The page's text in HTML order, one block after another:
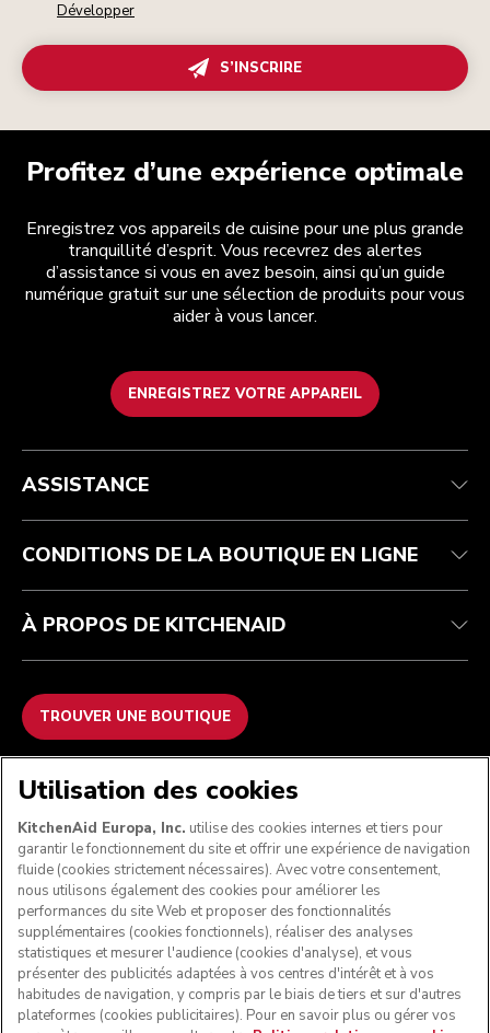
Développer
S’INSCRIRE
Profitez d’une expérience optimale
Enregistrez vos appareils de cuisine pour une plus grande
tranquillité d’esprit. Vous recevrez des alertes
d’assistance si vous en avez besoin, ainsi qu’un guide
numérique gratuit sur une sélection de produits pour vous
aider à vous lancer.
ENREGISTREZ VOTRE APPAREIL
Service après-vente
Garantie et documents
Contactez-nous
Conditions générales de vente
Retours et remboursements
Imprint
ODR
La marque
Trouver une boutique
ASSISTANCE
CONDITIONS DE LA BOUTIQUE EN LIGNE
À PROPOS DE KITCHENAID
TROUVER UNE BOUTIQUE
NOUS ACCEPTONS
SUIVEZ-NOUS
Utilisation des cookies
KitchenAid Europa, Inc. utilise des cookies internes et tiers pour
garantir le fonctionnement du site et offrir une expérience de navigation
fluide (cookies strictement nécessaires). Avec votre consentement,
nous utilisons également des cookies pour améliorer les
performances du site Web et proposer des fonctionnalités
supplémentaires (cookies fonctionnels), réaliser des analyses
statistiques et mesurer l'audience (cookies d'analyse), et vous
présenter des publicités adaptées à vos centres d'intérêt et à vos
habitudes de navigation, y compris par le biais de tiers et sur d'autres
plateformes (cookies publicitaires). Pour en savoir plus ou gérer vos